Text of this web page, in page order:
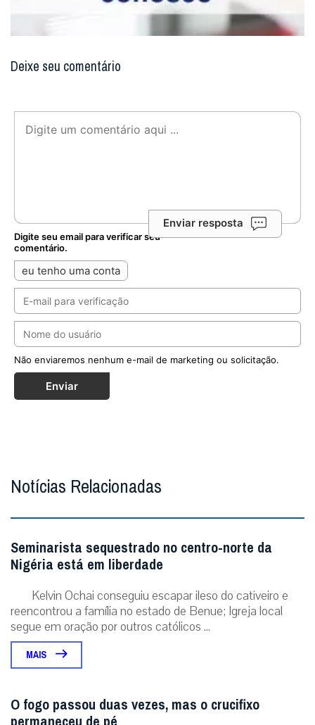
Deixe seu comentário
Enviar resposta
Digite seu email para verificar seu
comentário.
eu tenho uma conta
Não enviaremos nenhum e-mail de marketing ou solicitação.
Enviar
Notícias Relacionadas
Seminarista sequestrado no centro-norte da
Nigéria está em liberdade
Kelvin Ochai conseguiu escapar ileso do cativeiro e
reencontrou a família no estado de Benue; Igreja local
segue em oração por outros católicos ...
MAIS
O fogo passou duas vezes, mas o crucifixo